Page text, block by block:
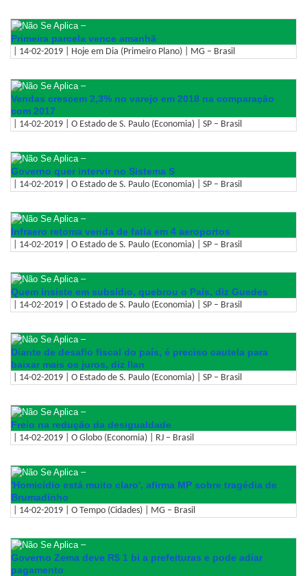
–
Primeira parcela vence amanhã
| 14-02-2019 | Hoje em Dia (Primeiro Plano) | MG – Brasil
–
Vendas crescem 2,3% no varejo em 2018 na comparação
com 2017
| 14-02-2019 | O Estado de S. Paulo (Economia) | SP – Brasil
–
Governo quer intervir no Sistema S
| 14-02-2019 | O Estado de S. Paulo (Economia) | SP – Brasil
–
Infraero retoma venda de fatia em 4 aeroportos
| 14-02-2019 | O Estado de S. Paulo (Economia) | SP – Brasil
–
Quem insiste em subsídio, quebrou o País, diz Guedes
| 14-02-2019 | O Estado de S. Paulo (Economia) | SP – Brasil
–
Diante de desafio fiscal do país, é preciso cautela para
baixar mais os juros, diz Ilan
| 14-02-2019 | O Estado de S. Paulo (Economia) | SP – Brasil
–
Freio na redução da desigualdade
| 14-02-2019 | O Globo (Economia) | RJ – Brasil
–
'Homicídio está muito claro', afirma MP sobre tragédia de
Brumadinho
| 14-02-2019 | O Tempo (Cidades) | MG – Brasil
–
Governo Zema deve R$ 1 bi a prefeituras e pode adiar
pagamento